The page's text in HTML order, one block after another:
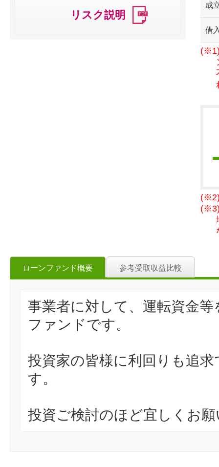
リスク説明
成
借
(※1)
(※2)
(※3)
ローンファンド概要 参考受取収益比較
事業者に対して、運転資金
ファンドです。
投資家の皆様に利回りも追
す。
投資ご検討のほど宜しくお